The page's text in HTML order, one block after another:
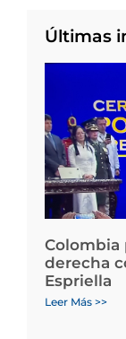
Últimas
Colombia
derecha
Espriella
Leer Más >>